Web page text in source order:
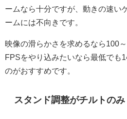
ームなら十分ですが、動きの速い
ームには不向きです。
映像の滑らかさを求めるなら100
FPSをやり込みたいなら最低でも
のがおすすめです。
スタンド調整がチルトのみ